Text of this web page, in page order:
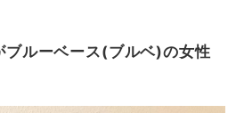
ブルーベース(ブルベ)の女性